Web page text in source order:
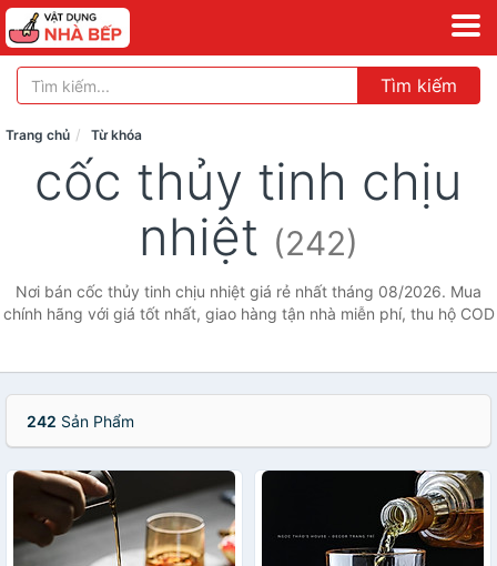
Tìm kiếm
Trang chủ Từ khóa
cốc thủy tinh chịu
nhiệt (242)
Nơi bán cốc thủy tinh chịu nhiệt giá rẻ nhất tháng 08/2026. Mua
chính hãng với giá tốt nhất, giao hàng tận nhà miễn phí, thu hộ COD
242 Sản Phẩm